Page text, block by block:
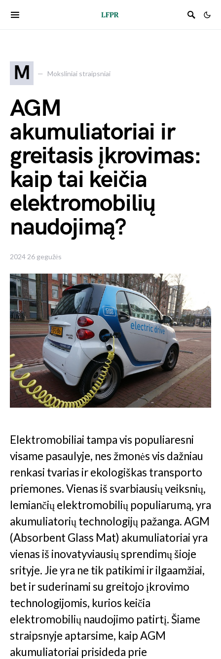
M Moksliniai straipsniai
AGM
akumuliatoriai ir
greitasis įkrovimas:
kaip tai keičia
elektromobilių
naudojimą?
2024 26 gegužės
Elektromobiliai tampa vis populiaresni
visame pasaulyje, nes žmonės vis dažniau
renkasi tvarias ir ekologiškas transporto
priemones. Vienas iš svarbiausių veiksnių,
lemiančių elektromobilių populiarumą, yra
akumuliatorių technologijų pažanga. AGM
(Absorbent Glass Mat) akumuliatoriai yra
vienas iš inovatyviausių sprendimų šioje
srityje. Jie yra ne tik patikimi ir ilgaamžiai,
bet ir suderinami su greitojo įkrovimo
technologijomis, kurios keičia
elektromobilių naudojimo patirtį. Šiame
straipsnyje aptarsime, kaip AGM
akumuliatoriai prisideda prie